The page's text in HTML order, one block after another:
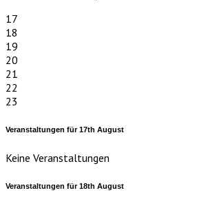
17
18
19
20
21
22
23
Veranstaltungen für17th August
Keine Veranstaltungen
Veranstaltungen für18th August